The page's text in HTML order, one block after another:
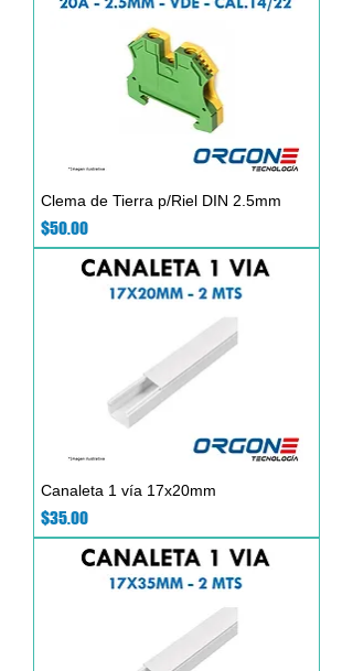
Clema de Tierra p/Riel DIN 2.5mm
Precio
$50.00
Canaleta 1 vía 17x20mm
Precio
$35.00